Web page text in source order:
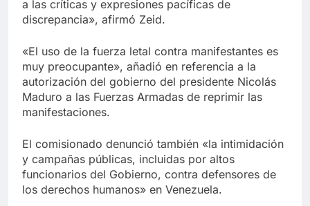
a las críticas y expresiones pacíficas de
discrepancia», afirmó Zeid.
«El uso de la fuerza letal contra manifestantes es
muy preocupante», añadió en referencia a la
autorización del gobierno del presidente Nicolás
Maduro a las Fuerzas Armadas de reprimir las
manifestaciones.
El comisionado denunció también «la intimidación
y campañas públicas, incluidas por altos
funcionarios del Gobierno, contra defensores de
los derechos humanos» en Venezuela.